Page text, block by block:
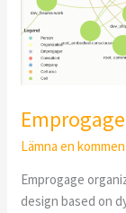
Lämna en
Emprogage
design based on